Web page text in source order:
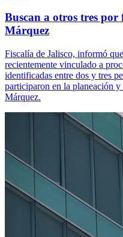
Buscan a otros tres
Márquez
Fiscalía de Jalisco, informó
recientemente vinculado a
identificadas entre dos y tres
participaron en la planeación
Márquez.